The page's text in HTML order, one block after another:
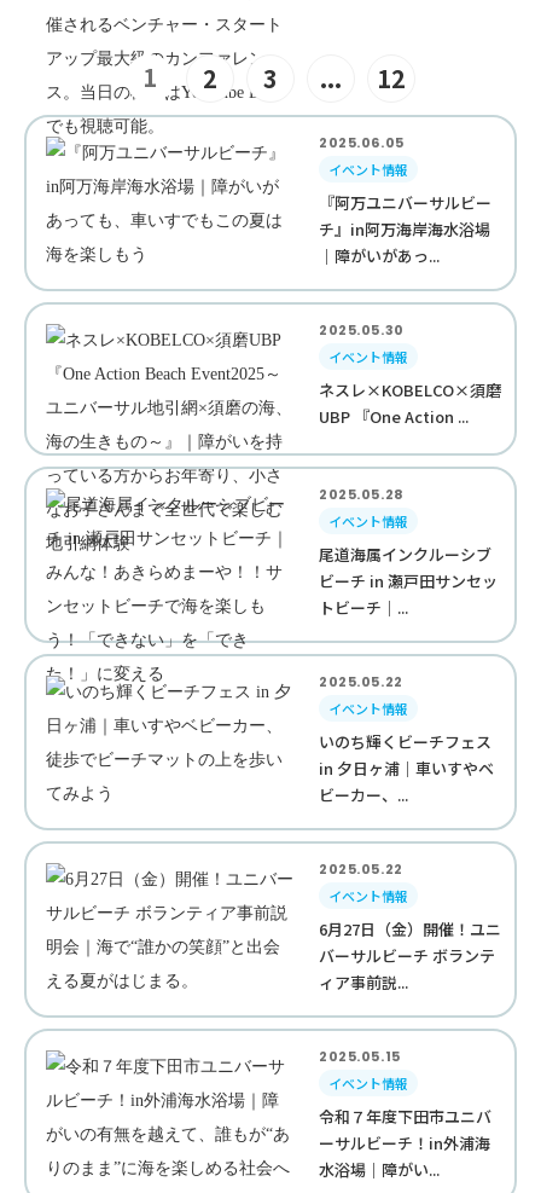
1 2 3 ... 12
2025.06.05
イベント情報
『阿万ユニバーサルビー
チ』in阿万海岸海水浴場
｜障がいがあっ...
2025.05.30
イベント情報
ネスレ×KOBELCO×須磨
UBP 『One Action ...
2025.05.28
イベント情報
尾道海属インクルーシブ
ビーチ in 瀬戸田サンセッ
トビーチ｜...
2025.05.22
イベント情報
いのち輝くビーチフェス
in 夕日ヶ浦｜車いすやベ
ビーカー、...
2025.05.22
イベント情報
6月27日（金）開催！ユニ
バーサルビーチ ボランテ
ィア事前説...
2025.05.15
イベント情報
令和７年度下田市ユニバ
ーサルビーチ！in外浦海
水浴場｜障がい...